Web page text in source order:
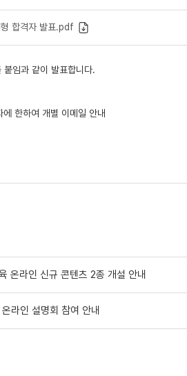
합격자 발표.pdf
임과 같이 발표합니다.
한하여 개별 이메일 안내
온라인 신규 콘텐츠 2종 개설 안내
라인 설명회 참여 안내